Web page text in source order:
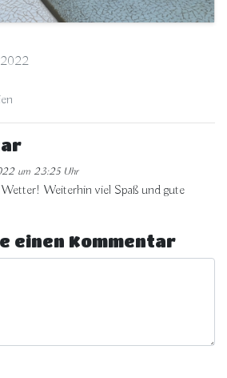
um 23:25 Uhr
Weiterhin viel Spaß und gute
einen Kommentar